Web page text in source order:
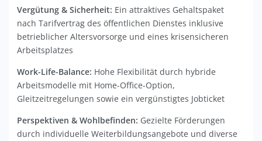
Vergütung & Sicherheit: Ein attraktives Gehaltspaket
nach Tarifvertrag des öffentlichen Dienstes inklusive
betrieblicher Altersvorsorge und eines krisensicheren
Arbeitsplatzes
Work-Life-Balance: Hohe Flexibilität durch hybride
Arbeitsmodelle mit Home-Office-Option,
Gleitzeitregelungen sowie ein vergünstigtes Jobticket
Perspektiven & Wohlbefinden: Gezielte Förderungen
durch individuelle Weiterbildungsangebote und diverse